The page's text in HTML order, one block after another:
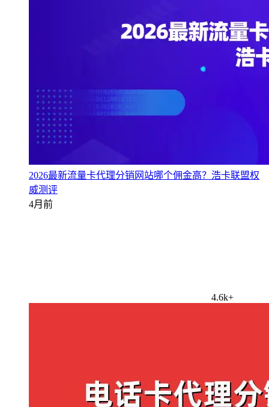
2026最新流量卡代理分销网站哪个佣金高？浩卡联盟权
威测评
4月前
4.6k+